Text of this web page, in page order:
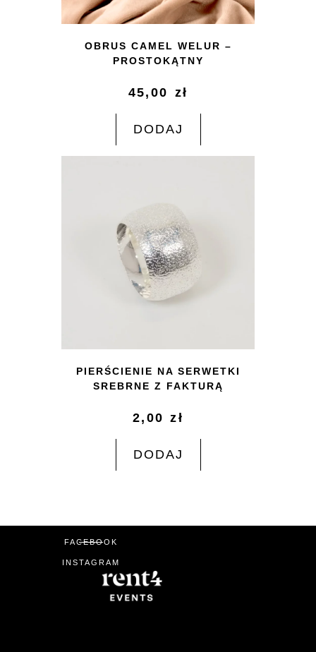
OBRUS CAMEL WELUR –
PROSTOKĄTNY
45,00 zł
DODAJ
PIERŚCIENIE NA SERWETKI
SREBRNE Z FAKTURĄ
2,00zł
DODAJ
FACEBOOK
INSTAGRAM